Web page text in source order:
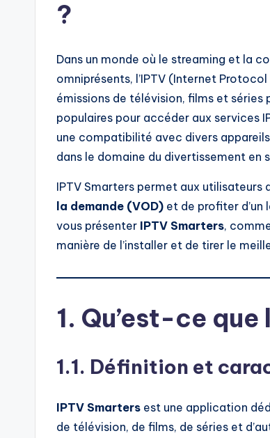
?
Dans un monde où le streaming et la
omniprésents, l’IPTV (Internet
émissions de télévision, films et séries
populaires pour accéder aux services
une compatibilité avec divers
dans le domaine du divertissement en
IPTV Smarters permet aux utilisateurs
la demande (VOD) et de profiter
vous présenter IPTV Smarters,
manière de l’installer et de tirer le
1. Qu’est-ce que
1.1. Définition et
IPTV Smarters est une application
de télévision, de films, de séries et